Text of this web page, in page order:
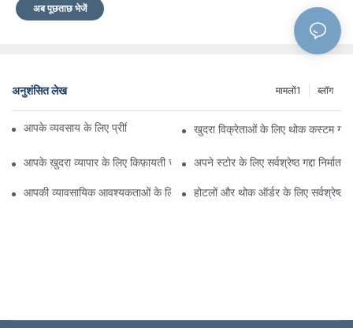
अब पूछताछ भेजें
अनुशंसित लेख ब्लॉग
मामलों1
आपके व्यवसाय के लिए प्रीमियम कस्टम होटल गद्दा निर्माताखुदरा विक्रेताओं के लिए थोक कस्टम गद्दे
आपके खुदरा व्यापार के लिए किफ़ायती चमड़े के बिस्तर थोकअपने स्टोर के लिए सर्वश्रेष्ठ गद्दा निर्माता
आपकी व्यावसायिक आवश्यकताओं के लिए अग्रणी गद्दा आपूर्तिकर्ता
होटलों और थोक ऑर्डर के लिए सर्वश्रेष्ठ